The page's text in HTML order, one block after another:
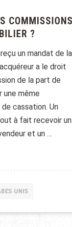
?
un mandat de la
a le droit
de la part de
une même
cassation. Un
à fait recevoir un
et un …
LES
UNIS